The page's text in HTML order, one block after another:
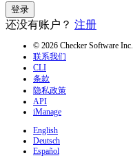
登录
还没有账户？ 注册
© 2026 Checker Software Inc.
联系我们
CLI
条款
隐私政策
API
iManage
English
Deutsch
Español